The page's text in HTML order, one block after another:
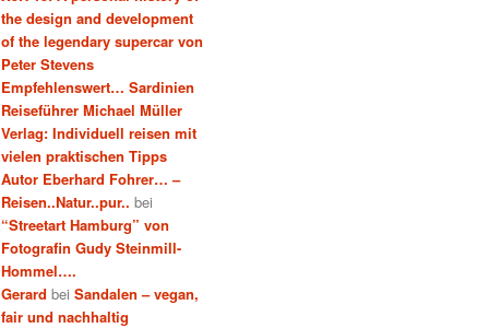
the design and development
of the legendary supercar von
Peter Stevens
Empfehlenswert… Sardinien
Reiseführer Michael Müller
Verlag: Individuell reisen mit
vielen praktischen Tipps
Autor Eberhard Fohrer… –
Reisen..Natur..pur.. bei
“Streetart Hamburg” von
Fotografin Gudy Steinmill-
Hommel….
Gerard bei Sandalen – vegan,
fair und nachhaltig